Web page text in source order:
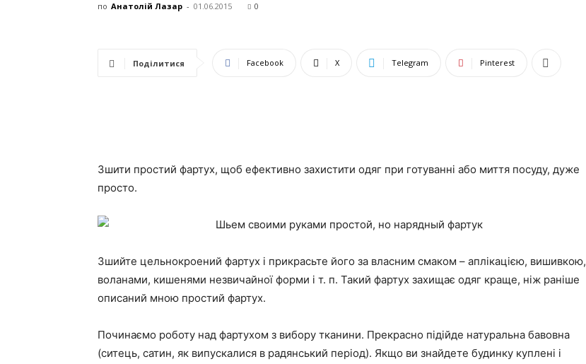
по Анатолій Лазар - 01.06.2015 0
Поділитися Facebook X Telegram Pinterest
Зшити простий фартух, щоб ефективно захистити одяг при готуванні або миття посуду, дуже
просто.
Зшийте цельнокроений фартух і прикрасьте його за власним смаком – аплікацією, вишивкою,
воланами, кишенями незвичайної форми і т. п. Такий фартух захищає одяг краще, ніж раніше
описаний мною простий фартух.
Починаємо роботу над фартухом з вибору тканини. Прекрасно підійде натуральна бавовна
(ситець, сатин, як випускалися в радянський період). Якщо ви знайдете будинку куплені і